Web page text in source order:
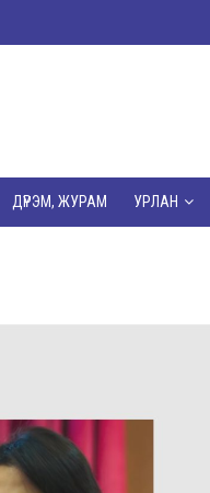
ДҮРЭМ, ЖУРАМ УРЛАН